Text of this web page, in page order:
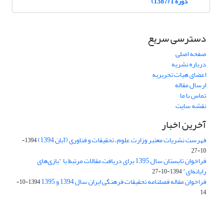
دسترسی سریع
صفحه اصلی
درباره نشریه
اعضای هیات تحریریه
ارسال مقاله
تماس با ما
نقشه سایت
آخرین اخبار
فهرست نشریات معتبر وزارت علوم، تحقیقات و فناوری (آبان 1394)
1394-
10-27
فراخوان تابستان سال 1395 برای دریافت مقالات مرتبط با "بازی‌های
رایانه‌ای"1394-10-27
فراخوان مقاله فصلنامه تحقیقات فرهنگی ایران سال 1394 و 1395
1394-10-
14